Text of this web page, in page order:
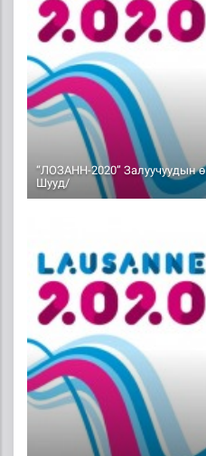
“ЛОЗАНН-2020” Залуучуудын
Шууд/